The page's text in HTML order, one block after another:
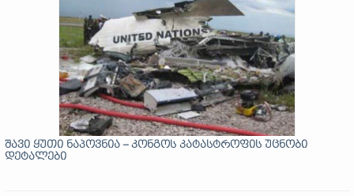
შავი ყუთი ნაპოვნია – კონგოს კატასტროფის უცნობი
დეტალები